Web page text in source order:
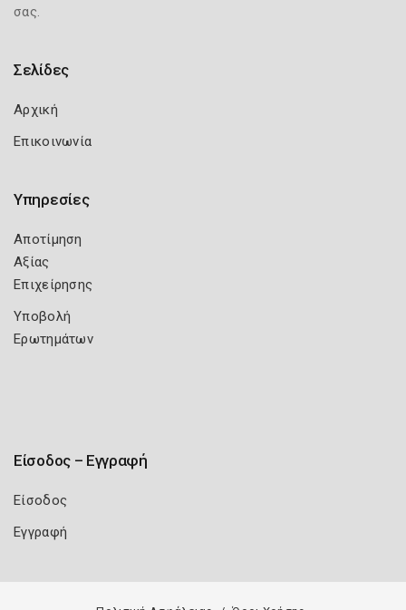
σας.
Σελίδες
Αρχική
Επικοινωνία
Υπηρεσίες
Αποτίμηση
Αξίας
Επιχείρησης
Υποβολή
Ερωτημάτων
Είσοδος – Εγγραφή
Είσοδος
Εγγραφή